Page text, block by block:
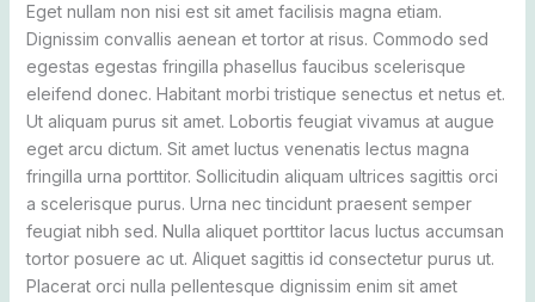
Eget nullam non nisi est sit amet facilisis magna etiam.
Dignissim convallis aenean et tortor at risus. Commodo sed
egestas egestas fringilla phasellus faucibus scelerisque
eleifend donec. Habitant morbi tristique senectus et netus et.
Ut aliquam purus sit amet. Lobortis feugiat vivamus at augue
eget arcu dictum. Sit amet luctus venenatis lectus magna
fringilla urna porttitor. Sollicitudin aliquam ultrices sagittis orci
a scelerisque purus. Urna nec tincidunt praesent semper
feugiat nibh sed. Nulla aliquet porttitor lacus luctus accumsan
tortor posuere ac ut. Aliquet sagittis id consectetur purus ut.
Placerat orci nulla pellentesque dignissim enim sit amet